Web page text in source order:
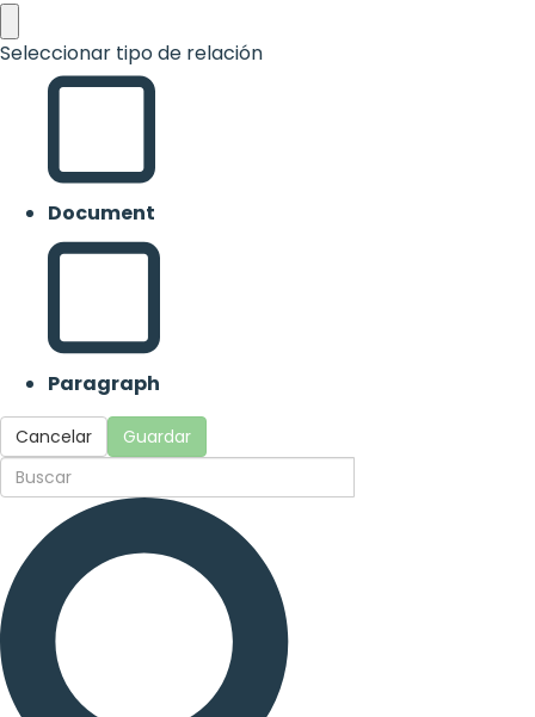
Seleccionar tipo de relación
Document
Paragraph
Cancelar Guardar